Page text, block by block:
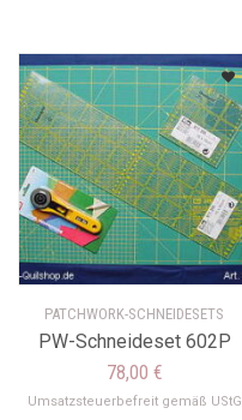
PATCHWORK-SCHNEIDESETS
PW-Schneideset 602P
78,00 €
Umsatzsteuerbefreit gemäß UStG